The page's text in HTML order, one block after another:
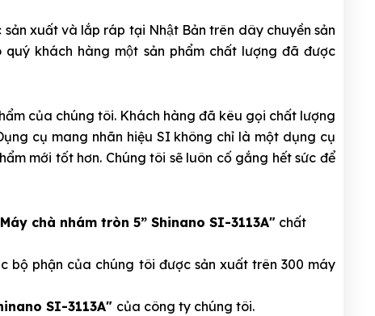
sản xuất và lắp ráp tại Nhật Bản trên dây chuyền sản
khách hàng một sản phẩm chất lượng đã được
của chúng tôi. Khách hàng đã kêu gọi chất lượng
cụ mang nhãn hiệu SI không chỉ là một dụng cụ
mới tốt hơn. Chúng tôi sẽ luôn cố gắng hết sức để
chà nhám tròn 5” Shinano SI-3113A" chất
bộ phận của chúng tôi được sản xuất trên 300 máy
SI-3113A" của công ty chúng tôi.